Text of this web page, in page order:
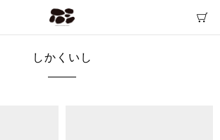
しかくいし